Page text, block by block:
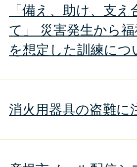
「備え、助け、支
て」 災害発生から
を想定した訓練につ
消⽕⽤器具の盗難に